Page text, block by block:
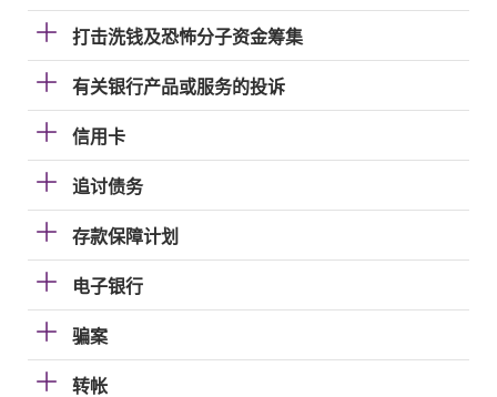
打击洗钱及恐怖分子资金筹集
有关银行产品或服务的投诉
信用卡
追讨债务
存款保障计划
电子银行
骗案
转帐